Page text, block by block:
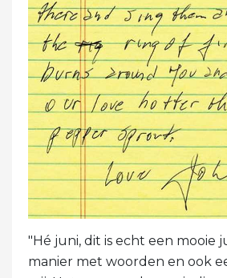
"Hé juni, dit is echt een mooie
manier met woorden en ook